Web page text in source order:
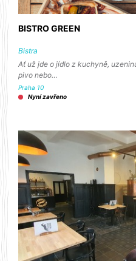
BISTRO GREEN
Bistra
Ať už jde o jídlo z kuchyně,
pivo nebo…
Praha 10
Nyní zavřeno